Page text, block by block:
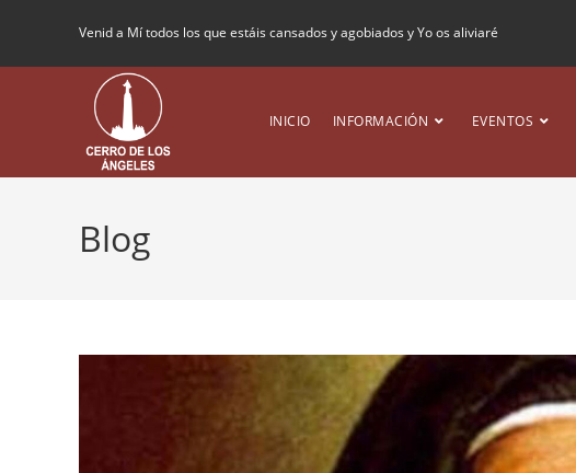
Venid a Mí todos los que estáis cansados y agobiados y Yo os aliviaré
INICIO INFORMACIÓN EVENTOS
Blog